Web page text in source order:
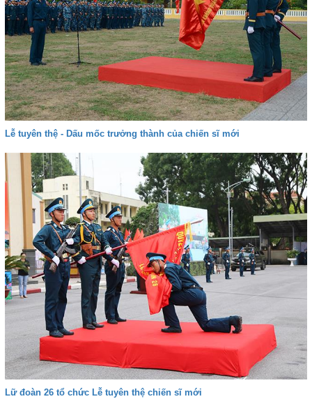
Lễ tuyên thệ - Dấu mốc trưởng thành của chiến sĩ mới
Lữ đoàn 26 tổ chức Lễ tuyên thệ chiến sĩ mới